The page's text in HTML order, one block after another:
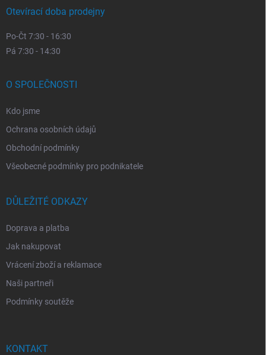
Otevírací doba prodejny
Po-Čt 7:30 - 16:30
Pá 7:30 - 14:30
O SPOLEČNOSTI
Kdo jsme
Ochrana osobních údajů
Obchodní podmínky
Všeobecné podmínky pro podnikatele
DŮLEŽITÉ ODKAZY
Doprava a platba
Jak nakupovat
Vrácení zboží a reklamace
Naši partneři
Podmínky soutěže
KONTAKT